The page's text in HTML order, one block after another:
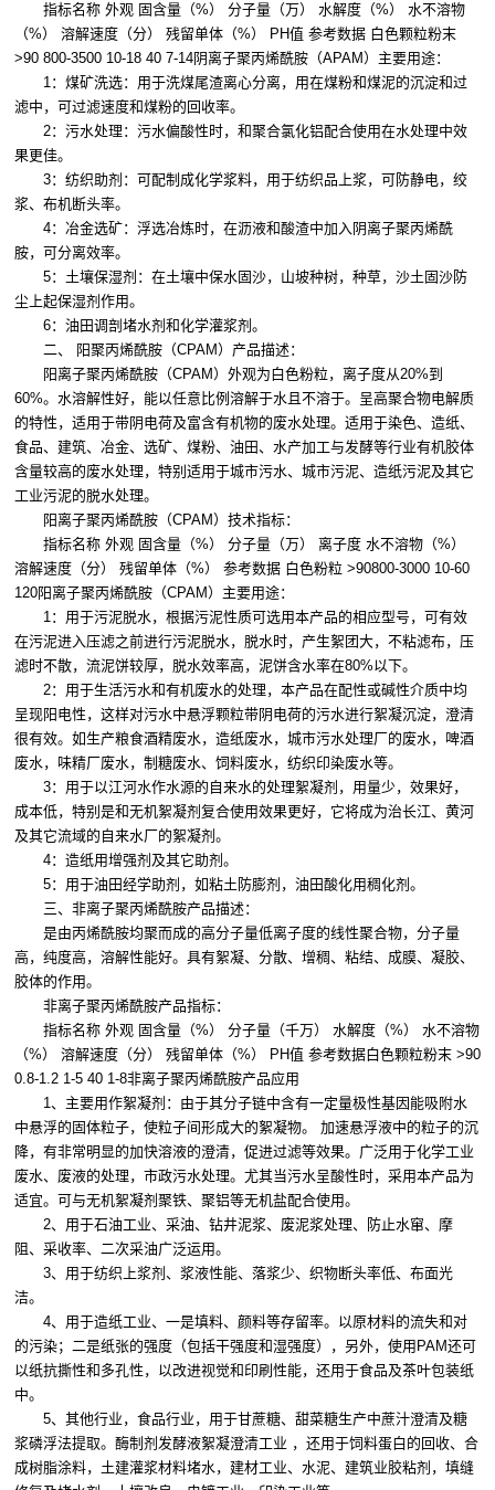
指标名称 外观 固含量（%） 分子量（万） 水解度（%） 水不溶物
（%） 溶解速度（分） 残留单体（%） PH值 参考数据 白色颗粒粉末
>90 800-3500 10-18 40 7-14阴离子聚丙烯酰胺（APAM）主要用途：
1：煤矿洗选：用于洗煤尾渣离心分离，用在煤粉和煤泥的沉淀和过
滤中，可过滤速度和煤粉的回收率。
2：污水处理：污水偏酸性时，和聚合氯化铝配合使用在水处理中效
果更佳。
3：纺织助剂：可配制成化学浆料，用于纺织品上浆，可防静电，绞
浆、布机断头率。
4：冶金选矿：浮选冶炼时，在沥液和酸渣中加入阴离子聚丙烯酰
胺，可分离效率。
5：土壤保湿剂：在土壤中保水固沙，山坡种树，种草，沙土固沙防
尘上起保湿剂作用。
6：油田调剖堵水剂和化学灌浆剂。
二、 阳聚丙烯酰胺（CPAM）产品描述：
阳离子聚丙烯酰胺（CPAM）外观为白色粉粒，离子度从20%到
60%。水溶解性好，能以任意比例溶解于水且不溶于。呈高聚合物电解质
的特性，适用于带阴电荷及富含有机物的废水处理。适用于染色、造纸、
食品、建筑、冶金、选矿、煤粉、油田、水产加工与发酵等行业有机胶体
含量较高的废水处理，特别适用于城市污水、城市污泥、造纸污泥及其它
工业污泥的脱水处理。
阳离子聚丙烯酰胺（CPAM）技术指标：
指标名称 外观 固含量（%） 分子量（万） 离子度 水不溶物（%）
溶解速度（分） 残留单体（%） 参考数据 白色粉粒 >90800-3000 10-60
120阳离子聚丙烯酰胺（CPAM）主要用途：
1：用于污泥脱水，根据污泥性质可选用本产品的相应型号，可有效
在污泥进入压滤之前进行污泥脱水，脱水时，产生絮团大，不粘滤布，压
滤时不散，流泥饼较厚，脱水效率高，泥饼含水率在80%以下。
2：用于生活污水和有机废水的处理，本产品在配性或碱性介质中均
呈现阳电性，这样对污水中悬浮颗粒带阴电荷的污水进行絮凝沉淀，澄清
很有效。如生产粮食酒精废水，造纸废水，城市污水处理厂的废水，啤酒
废水，味精厂废水，制糖废水、饲料废水，纺织印染废水等。
3：用于以江河水作水源的自来水的处理絮凝剂，用量少，效果好，
成本低，特别是和无机絮凝剂复合使用效果更好，它将成为治长江、黄河
及其它流域的自来水厂的絮凝剂。
4：造纸用增强剂及其它助剂。
5：用于油田经学助剂，如粘土防膨剂，油田酸化用稠化剂。
三、非离子聚丙烯酰胺产品描述：
是由丙烯酰胺均聚而成的高分子量低离子度的线性聚合物，分子量
高，纯度高，溶解性能好。具有絮凝、分散、增稠、粘结、成膜、凝胶、
胶体的作用。
非离子聚丙烯酰胺产品指标：
指标名称 外观 固含量（%） 分子量（千万） 水解度（%） 水不溶物
（%） 溶解速度（分） 残留单体（%） PH值 参考数据白色颗粒粉末 >90
0.8-1.2 1-5 40 1-8非离子聚丙烯酰胺产品应用
1、主要用作絮凝剂：由于其分子链中含有一定量极性基因能吸附水
中悬浮的固体粒子，使粒子间形成大的絮凝物。 加速悬浮液中的粒子的沉
降，有非常明显的加快溶液的澄清，促进过滤等效果。广泛用于化学工业
废水、废液的处理，市政污水处理。尤其当污水呈酸性时，采用本产品为
适宜。可与无机絮凝剂聚铁、聚铝等无机盐配合使用。
2、用于石油工业、采油、钻井泥浆、废泥浆处理、防止水窜、摩
阻、采收率、二次采油广泛运用。
3、用于纺织上浆剂、浆液性能、落浆少、织物断头率低、布面光
洁。
4、用于造纸工业、一是填料、颜料等存留率。以原材料的流失和对
的污染；二是纸张的强度（包括干强度和湿强度），另外，使用PAM还可
以纸抗撕性和多孔性，以改进视觉和印刷性能，还用于食品及茶叶包装纸
中。
5、其他行业，食品行业，用于甘蔗糖、甜菜糖生产中蔗汁澄清及糖
浆磷浮法提取。酶制剂发酵液絮凝澄清工业 ，还用于饲料蛋白的回收、合
成树脂涂料，土建灌浆材料堵水，建材工业、水泥、建筑业胶粘剂，填缝